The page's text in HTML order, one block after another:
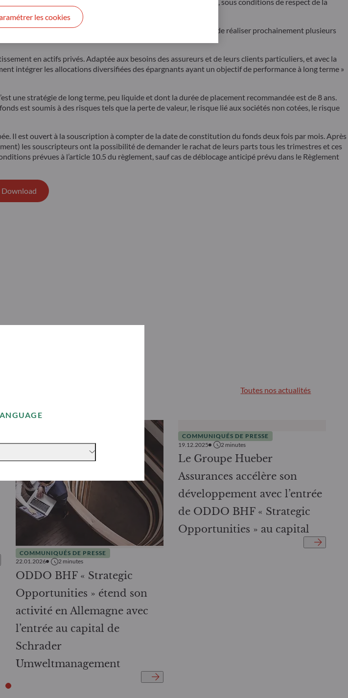
ainsi l’alignement d’intérêt avec ses clients et permettant de réaliser prochainement plusieurs
en actifs privés. Adaptée aux besoins des assureurs et de leurs clients particuliers, et avec la
intégrer les allocations diversifiées des épargnants ayant un objectif de performance à long terme »
une stratégie de long terme, peu liquide et dont la durée de placement recommandée est de 8 ans.
est soumis à des risques tels que la perte de valeur, le risque lié aux sociétés non cotées, le risque
Il est ouvert à la souscription à compter de la date de constitution du fonds deux fois par mois. Après
les souscripteurs ont la possibilité de demander le rachat de leurs parts tous les trimestres et ces
prévues à l’article 10.5 du règlement, sauf cas de déblocage anticipé prévu dans le Règlement
Download
Toutes nos actualités
COMMUNIQUÉS DE PRESSE
22.01.2026
2 minutes
ODDO BHF « Strategic
Opportunities » étend son
activité en Allemagne avec
l’entrée au capital de
Schrader
Umweltmanagement
COMMUNIQUÉS DE PRESSE
19.12.2025
2 minutes
Le Groupe Hueber
Assurances accélère son
développement avec l’entrée
de ODDO BHF « Strategic
Opportunities » au capital
les cookies